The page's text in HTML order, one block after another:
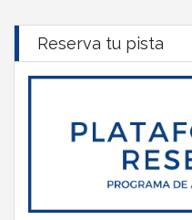
Reserva tu pista